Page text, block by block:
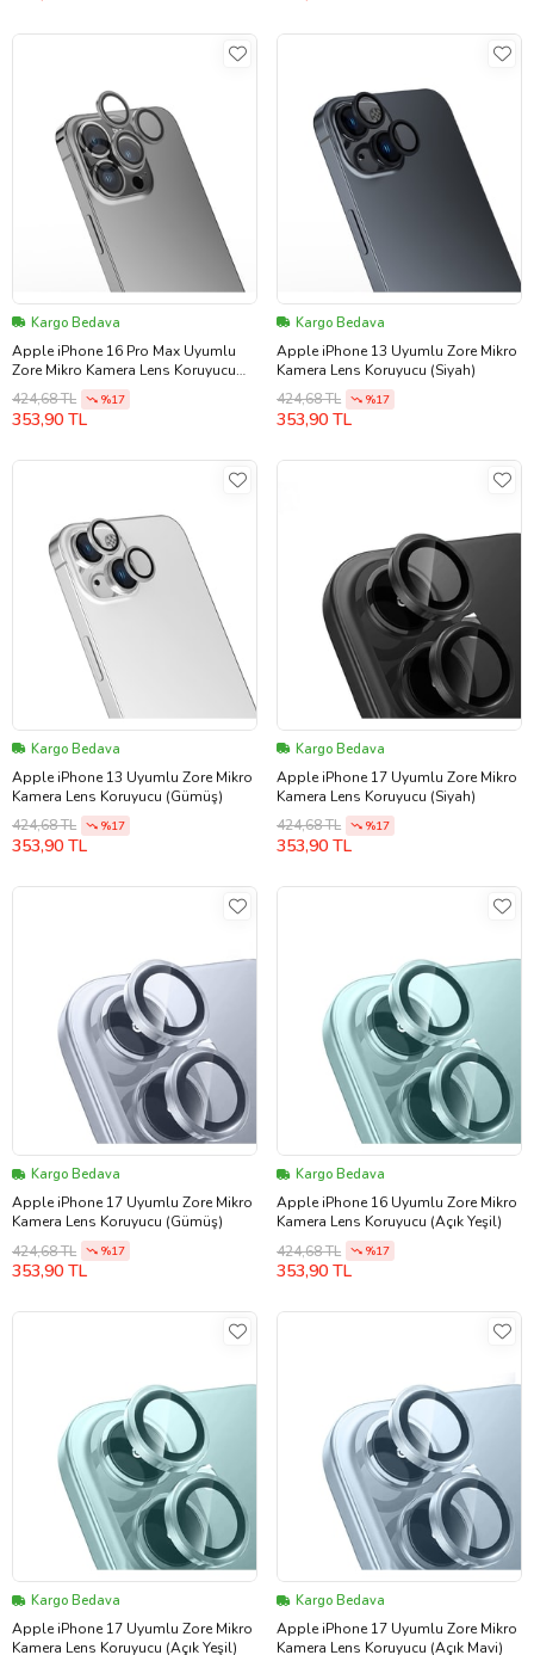
Kargo Bedava
Apple iPhone 16 Pro Max Uyumlu
Zore Mikro Kamera Lens Koruyucu
(Gri)
424,68 TL %17
353,90 TL
Kargo Bedava
Apple iPhone 13 Uyumlu Zore Mikro
Kamera Lens Koruyucu (Siyah)
424,68 TL
%17
353,90 TL
Kargo Bedava
Apple iPhone 13 Uyumlu Zore Mikro
Kamera Lens Koruyucu (Gümüş)
424,68 TL
%17
353,90 TL
Kargo Bedava
Apple iPhone 17 Uyumlu Zore Mikro
Kamera Lens Koruyucu (Siyah)
424,68 TL
%17
353,90 TL
Kargo Bedava
Apple iPhone 17 Uyumlu Zore Mikro
Kamera Lens Koruyucu (Gümüş)
424,68 TL
%17
353,90 TL
Kargo Bedava
Apple iPhone 16 Uyumlu Zore Mikro
Kamera Lens Koruyucu (Açık Yeşil)
424,68 TL
%17
353,90 TL
Kargo Bedava
Apple iPhone 17 Uyumlu Zore Mikro
Kamera Lens Koruyucu (Açık Yeşil)
Kargo Bedava
Apple iPhone 17 Uyumlu Zore Mikro
Kamera Lens Koruyucu (Açık Mavi)